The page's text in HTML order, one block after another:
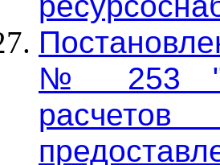
№ 253 "О